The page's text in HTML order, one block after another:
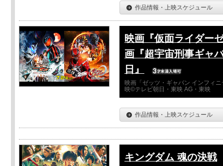
作品情報・上映スケジュール
映画『仮面ライダー
画『超宇宙刑事ギャ
日』
映画「ゼッツ・ギャバン インフィ
映©テレビ朝日・東映 AG・東映
作品情報・上映スケジュール
キングダム 魂の決戦